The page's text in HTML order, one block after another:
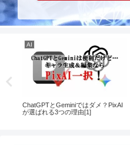
AI
ChatGPTとGeminiではダメ？PixAI
が選ばれる3つの理由[1]